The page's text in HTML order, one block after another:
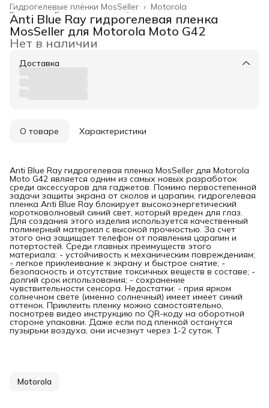
Motorola
Гидрогелевые плёнки MosSeller ›
Гидрогелевые плёнки ›
Главная ›
Anti Blue Ray гидрогелевая пленка
MosSeller для Motorola Moto G42
Нет в наличии
Доставка
О товаре Характеристики
Anti Blue Ray гидрогелевая пленка MosSeller для Motorola
Moto G42 является одним из самых новых разработок
среди аксессуаров для гаджетов. Помимо первостепенной
задачи защиты экрана от сколов и царапин, гидрогелевая
пленка Anti Blue Ray блокирует высокоэнергетический
коротковолновый синий свет, который вреден для глаз.
Для создания этого изделия используется качественный
полимерный материал с высокой прочностью. За счет
этого она защищает телефон от появления царапин и
потертостей. Среди главных преимуществ этого
материала: - устойчивость к механическим повреждениям;
- легкое приклеивание к экрану и быстрое снятие; -
безопасность и отсутствие токсичных веществ в составе; -
долгий срок использования; - сохранение
чувствительности сенсора. Недостатки: - прия ярком
солнечном свете (именно солнечный) имеет имеет синий
оттенок. Приклеить пленку можно самостоятельно,
посмотрев видео инструкцию по QR-коду на оборотной
стороне упаковки. Даже если под пленкой останутся
пузырьки воздуха, они исчезнут через 1-2 суток. Т
Motorola